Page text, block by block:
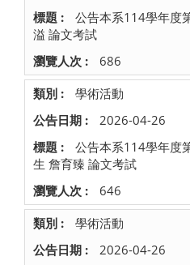
公告本系114學年度
溢 論文考試
686
學術活動
2026-04-26
公告本系114學年度
生 詹育臻 論文考試
646
學術活動
2026-04-26